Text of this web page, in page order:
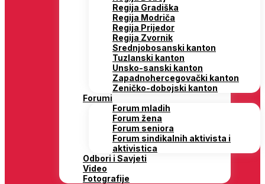
Regija Gradiška
Regija Modriča
Regija Prijedor
Regija Zvornik
Srednjobosanski kanton
Tuzlanski kanton
Unsko-sanski kanton
Zapadnohercegovački kanton
Zeničko-dobojski kanton
Forumi
Forum mladih
Forum žena
Forum seniora
Forum sindikalnih aktivista i
aktivistica
Odbori i Savjeti
Video
Fotografije